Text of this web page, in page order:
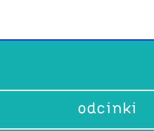
odcinki